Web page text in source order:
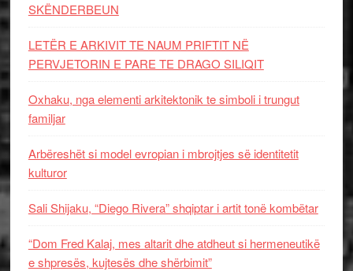
SKËNDERBEUN
LETËR E ARKIVIT TE NAUM PRIFTIT NË
PERVJETORIN E PARE TE DRAGO SILIQIT
Oxhaku, nga elementi arkitektonik te simboli i trungut
familjar
Arbëreshët si model evropian i mbrojtjes së identitetit
kulturor
Sali Shijaku, “Diego Rivera” shqiptar i artit tonë kombëtar
“Dom Fred Kalaj, mes altarit dhe atdheut si hermeneutikë
e shpresës, kujtesës dhe shërbimit”